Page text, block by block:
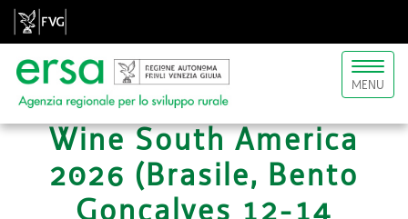
Toggle
MENU
Wine South America
2026 (Brasile, Bento
Gonçalves 12-14